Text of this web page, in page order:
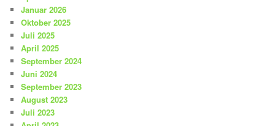
Januar 2026
Oktober 2025
Juli 2025
April 2025
September 2024
Juni 2024
September 2023
August 2023
Juli 2023